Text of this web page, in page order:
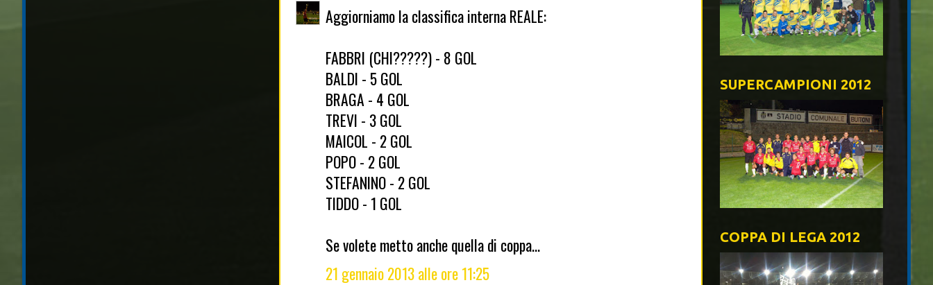
Aggiorniamo la classifica interna REALE:
FABBRI (CHI?????) - 8 GOL
BALDI - 5 GOL
BRAGA - 4 GOL
TREVI - 3 GOL
MAICOL - 2 GOL
POPO - 2 GOL
STEFANINO - 2 GOL
TIDDO - 1 GOL
Se volete metto anche quella di coppa...
21 gennaio 2013 alle ore 11:25
SUPERCAMPIONI 2012
COPPA DI LEGA 2012